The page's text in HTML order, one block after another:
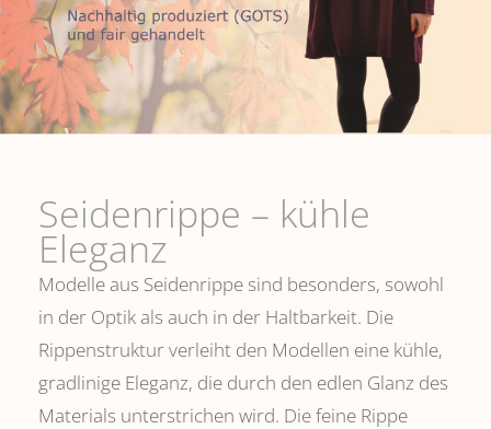
Seidenrippe­ – kühle
Eleganz
Modelle aus Seidenrippe sind besonders, sowohl
in der Optik als auch in der Haltbarkeit. Die
Rippenstruktur verleiht den Modellen eine kühle,
gradlinige Eleganz, die durch den edlen Glanz des
Materials unterstrichen wird. Die feine Rippe